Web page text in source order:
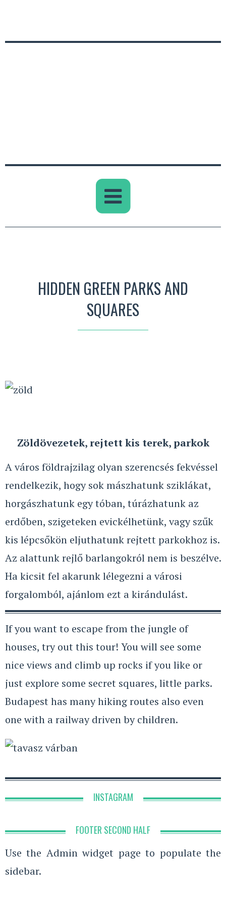
HIDDEN GREEN PARKS AND
SQUARES
Zöldövezetek, rejtett kis terek, parkok
A város földrajzilag olyan szerencsés fekvéssel
rendelkezik, hogy sok mászhatunk sziklákat,
horgászhatunk egy tóban, túrázhatunk az
erdőben, szigeteken evickélhetünk, vagy szűk
kis lépcsőkön eljuthatunk rejtett parkokhoz is.
Az alattunk rejlő barlangokról nem is beszélve.
Ha kicsit fel akarunk lélegezni a városi
forgalomból, ajánlom ezt a kirándulást.
If you want to escape from the jungle of
houses, try out this tour! You will see some
nice views and climb up rocks if you like or
just explore some secret squares, little parks.
Budapest has many hiking routes also even
one with a railway driven by children.
INSTAGRAM
FOOTER SECOND HALF
Use the Admin widget page to populate the
sidebar.